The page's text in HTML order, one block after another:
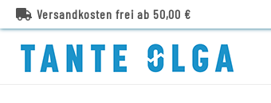
Versandkosten frei ab 50,00 €